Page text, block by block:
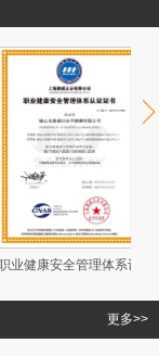
业健康安全管理体系认
证证书
更多>>